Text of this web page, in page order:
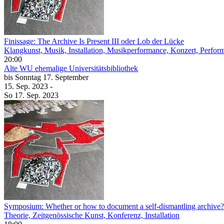
Finissage: The Archive Is Present III oder Lob der Lücke
Klangkunst, Musik, Installation, Musikperformance, Konzert,
20:00
Alte WU ehemalige Universitätsbibliothek
bis Sonntag 17. September
15. Sep. 2023 -
So 17. Sep. 2023
Symposium: Whether or how to document a self-dismantling archive?
Theorie, Zeitgenössische Kunst, Konferenz, Installation